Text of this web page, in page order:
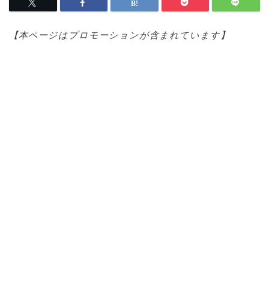
【本ページはプロモーションが含まれています】